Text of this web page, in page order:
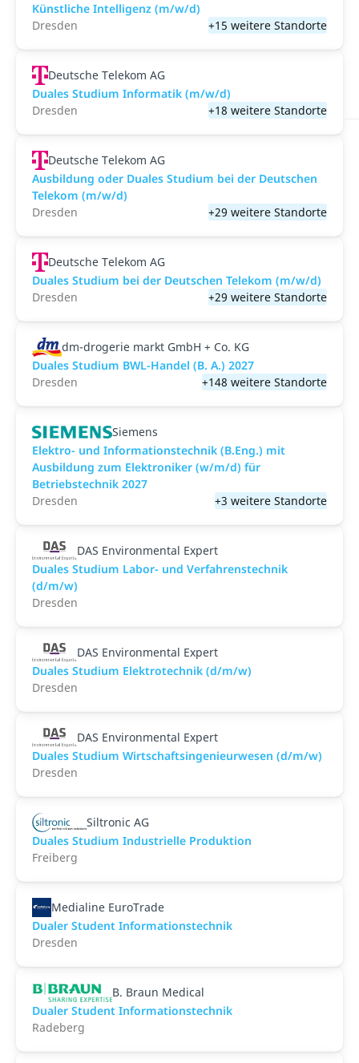
Künstliche Intelligenz (m/w/d)
Dresden
+15 weitere Standorte
Deutsche Telekom AG
Duales Studium Informatik (m/w/d)
Dresden
+18 weitere Standorte
Deutsche Telekom AG
Ausbildung oder Duales Studium bei der Deutschen
Telekom (m/w/d)
Dresden
+29 weitere Standorte
Deutsche Telekom AG
Duales Studium bei der Deutschen Telekom (m/w/d)
Dresden
+29 weitere Standorte
dm-drogerie markt GmbH + Co. KG
Duales Studium BWL-Handel (B. A.) 2027
Dresden
+148 weitere Standorte
Siemens
Elektro- und Informationstechnik (B.Eng.) mit
Ausbildung zum Elektroniker (w/m/d) für
Betriebstechnik 2027
Dresden
+3 weitere Standorte
DAS Environmental Expert
Duales Studium Labor- und Verfahrenstechnik
(d/m/w)
Dresden
DAS Environmental Expert
Duales Studium Elektrotechnik (d/m/w)
Dresden
DAS Environmental Expert
Duales Studium Wirtschaftsingenieurwesen (d/m/w)
Dresden
Siltronic AG
Duales Studium Industrielle Produktion
Freiberg
Medialine EuroTrade
Dualer Student Informationstechnik
Dresden
B. Braun Medical
Dualer Student Informationstechnik
Radeberg